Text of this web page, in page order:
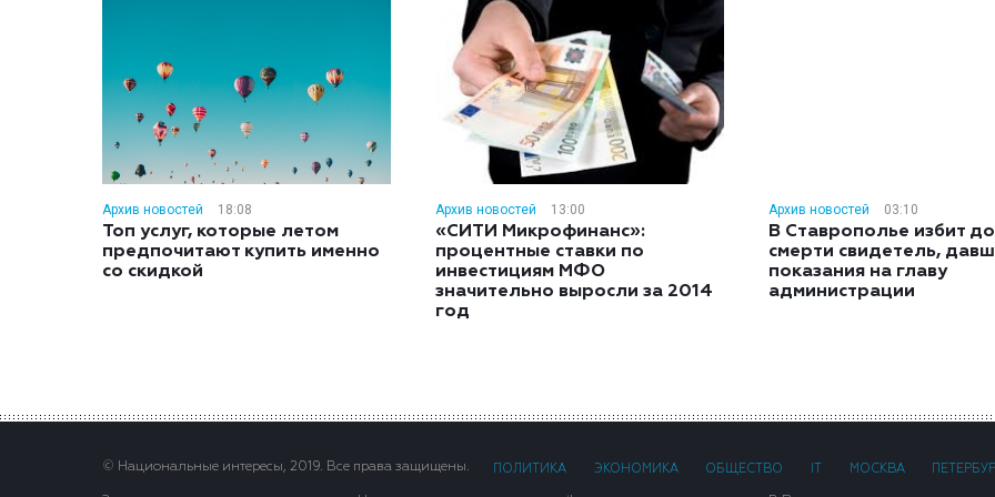
Архив новостей 18:08
Топ услуг, которые летом
предпочитают купить именно
со скидкой
Архив новостей 13:00
«СИТИ Микрофинанс»:
процентные ставки по
инвестициям МФО
значительно выросли за 2014
год
Архив новостей 03:10
В Ставрополье избит до
смерти свидетель,
показания на главу
администрации
© Национальные интересы, 2019. Все права защищены. ПОЛИТИКА ЭКОНОМИКА ОБЩЕСТВО МОСКВА